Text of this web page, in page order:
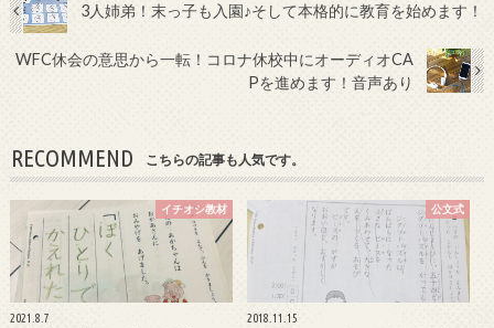
3人姉弟！末っ子も入園♪そして本格的に教育を始めます！
WFC休会の意思から一転！コロナ休校中にオーディオCA
Pを進めます！音声あり
RECOMMEND こちらの記事も人気です。
イチオシ教材
2021.8.7
公文式
2018.11.15